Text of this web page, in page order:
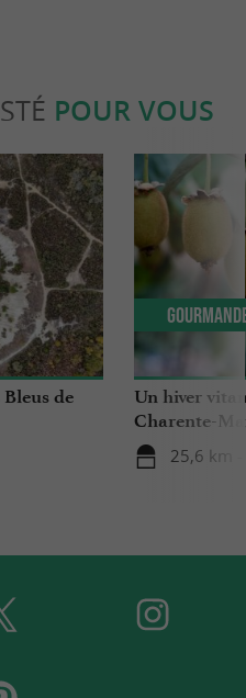
POUR VOUS
de
Un hiver
Charente-
25,6 km